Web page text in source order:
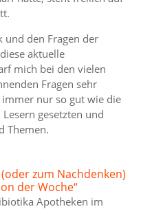
und den Fragen der
aktuelle
mich bei den vielen
Fragen sehr
nur so gut wie die
gesetzten und
Themen.
zum Nachdenken)
der Woche“
Apotheken im